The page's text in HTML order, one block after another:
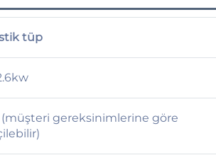
tüp
gereksinimlerine göre